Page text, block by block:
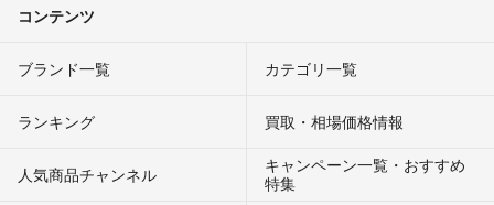
コンテンツ
ブランド一覧 カテゴリ一覧
ランキング 買取・相場価格情報
人気商品チャンネル
キャンペーン一覧・おすすめ
特集